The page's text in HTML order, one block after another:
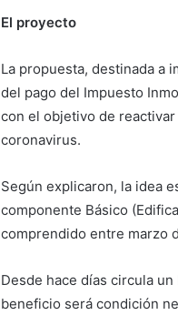
El proyecto
La propuesta, destinada a
del pago del Impuesto
con el objetivo de
coronavirus.
Según explicaron, la idea
componente Básico
comprendido entre marzo
Desde hace días circula
beneficio será condición